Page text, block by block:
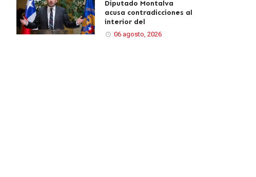
Diputado Montalva
acusa contradicciones al
interior del
06 agosto, 2026